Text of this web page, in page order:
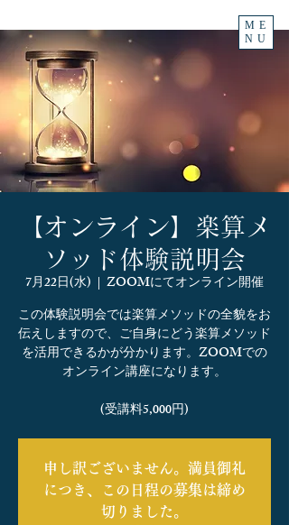
ME
NU
【オンライン】楽算メ
ソッド体験説明会
7月22日(水)
  |
ZOOMにてオンライン開催
この体験説明会では楽算メソッドの全貌をお
伝えしますので、ご自身にどう楽算メソッド
を活用できるかが分かります。ZOOMでの
オンライン講座になります。
(受講料5,000円)
申し訳ございません。満員御礼
につき、この日程の募集は締め
切りました。